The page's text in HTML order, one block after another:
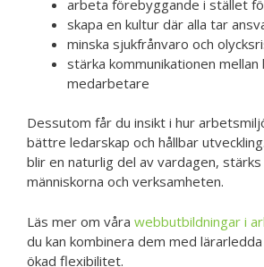
arbeta förebyggande i stället
skapa en kultur där alla tar
minska sjukfrånvaro och
stärka kommunikationen mellan
medarbetare
Dessutom får du insikt i hur
bättre ledarskap och hållbar
blir en naturlig del av vardagen,
människorna och verksamheten.
Läs mer om våra webbutbildningar i
du kan kombinera dem med
ökad flexibilitet.